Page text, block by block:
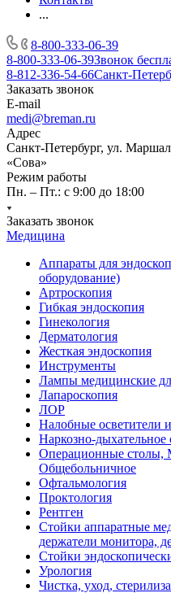
...
8-800-333-06-39
8-800-333-06-39Звонок
8-812-336-54-66Санкт-
Заказать звонок
E-mail
medi@breman.ru
Адрес
Санкт-Петербург, ул.
«Сова»
Режим работы
Пн. – Пт.: с 9:00 до 18:00
Заказать звонок
Медицина
Аппараты для
оборудование)
Артроскопия
Гибкая эндоскопия
Гинекология
Дерматология
Жесткая эндоскопия
Инструменты
Лампы медицинские
Лапароскопия
ЛОР
Налобные осветители
Наркозно-дыхательное
Операционные столы,
Общебольничное
Офтальмология
Проктология
Рентген
Стойки аппаратные
держатели монитора,
Стойки
Урология
Чистка, уход,